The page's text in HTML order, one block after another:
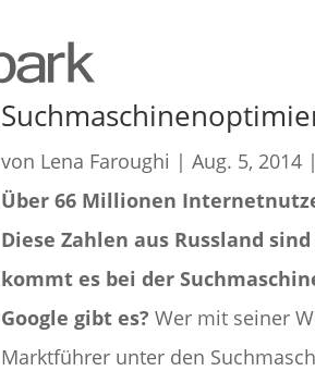
von Lena Faroughi |Aug. 5, 2014 |
Über 66 Millionen
Diese Zahlen aus Russland
kommt es bei der
Google gibt es? Wer mit seiner
Marktführer unter den